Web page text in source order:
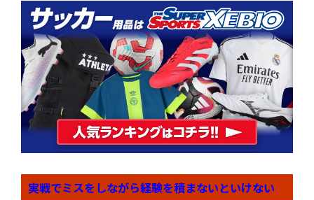
実戦でミスをしながら経験を積まないといけない